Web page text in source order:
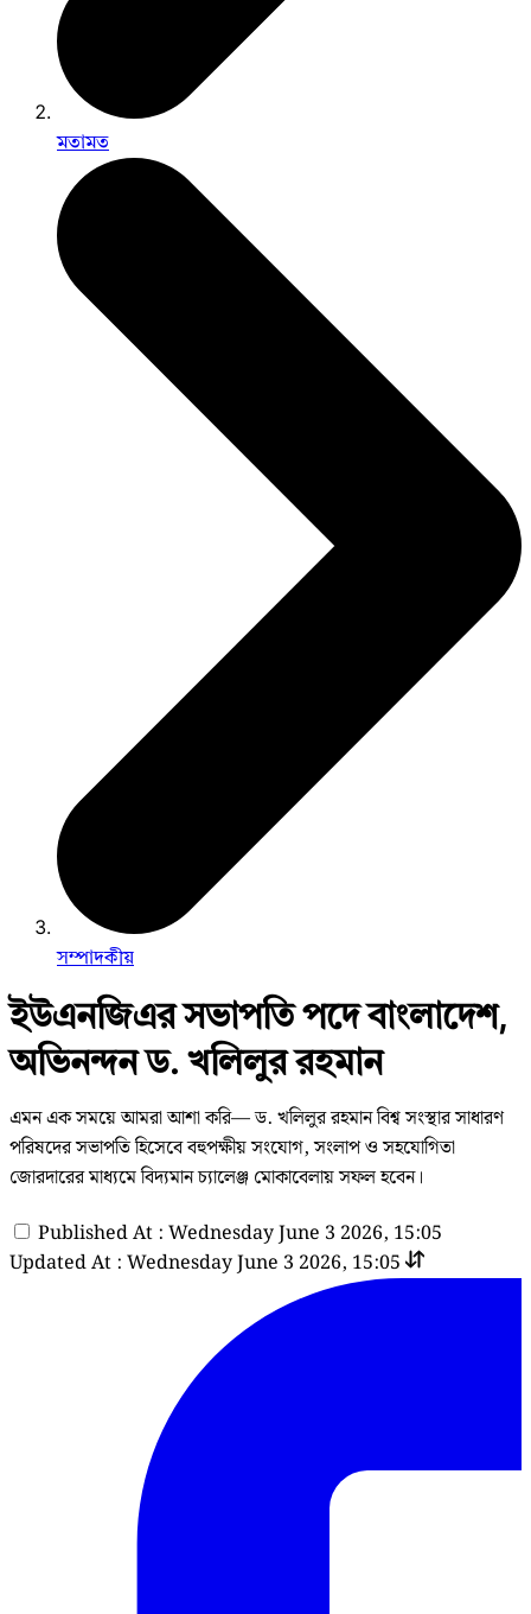
মতামত
সম্পাদকীয়
ইউএনজিএর সভাপতি পদে বাংলাদেশ,
অভিনন্দন ড. খলিলুর রহমান
এমন এক সময়ে আমরা আশা করি— ড. খলিলুর রহমান বিশ্ব সংস্থার সাধারণ
পরিষদের সভাপতি হিসেবে বহুপক্ষীয় সংযোগ, সংলাপ ও সহযোগিতা
জোরদারের মাধ্যমে বিদ্যমান চ্যালেঞ্জ মোকাবেলায় সফল হবেন।
Published At : Wednesday June 3 2026, 15:05
Updated At : Wednesday June 3 2026, 15:05